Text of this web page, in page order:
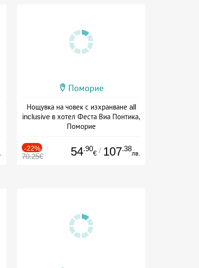
Поморие
Нощувка на човек с изхранване all
inclusive в хотел Феста Виа Понтика,
Поморие
-22%
70.25€ 54.90
€ / 107.38
лв.